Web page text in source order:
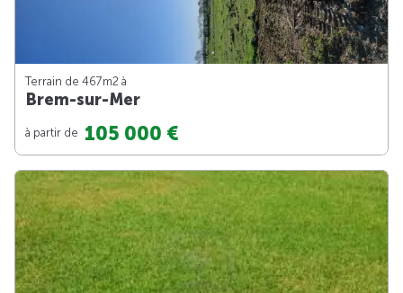
Terrain de 467m2 à
Brem-sur-Mer
à partir de 105 000 €